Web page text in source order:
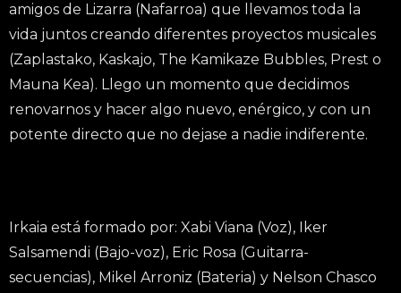
amigos de Lizarra (Nafarroa) que llevamos toda la
vida juntos creando diferentes proyectos musicales
(Zaplastako, Kaskajo, The Kamikaze Bubbles, Prest o
Mauna Kea). Llego un momento que decidimos
renovarnos y hacer algo nuevo, enérgico, y con un
potente directo que no dejase a nadie indiferente.
Irkaia está formado por: Xabi Viana (Voz), Iker
Salsamendi (Bajo-voz), Eric Rosa (Guitarra-
secuencias), Mikel Arroniz (Bateria) y Nelson Chasco